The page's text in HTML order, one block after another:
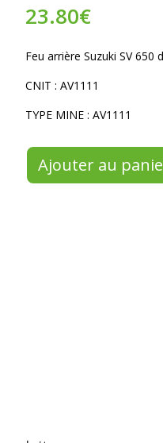
23.80€
Feu arrière Suzuki SV 650
CNIT : AV1111
TYPE MINE : AV1111
Ajouter au